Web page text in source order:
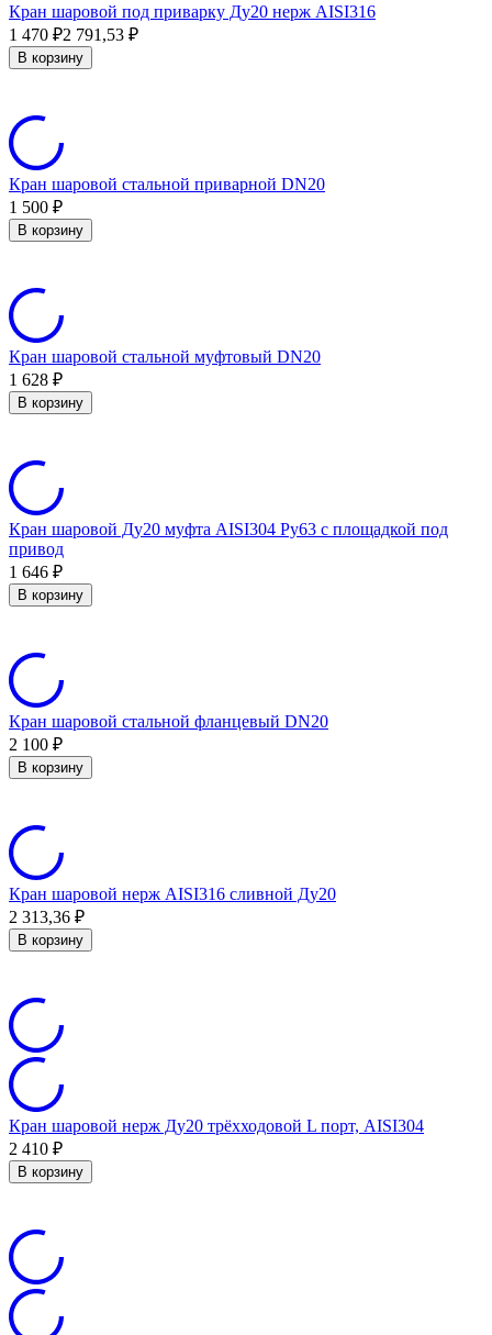
Кран шаровой под приварку Ду20 нерж AISI316
1 470 ₽2 791,53 ₽
В корзину
Кран шаровой стальной приварной DN20
1 500 ₽
В корзину
Кран шаровой стальной муфтовый DN20
1 628 ₽
В корзину
Кран шаровой Ду20 муфта AISI304 Ру63 с площадкой под
привод
1 646 ₽
В корзину
Кран шаровой стальной фланцевый DN20
2 100 ₽
В корзину
Кран шаровой нерж AISI316 сливной Ду20
2 313,36 ₽
В корзину
Кран шаровой нерж Ду20 трёхходовой L порт, AISI304
2 410 ₽
В корзину